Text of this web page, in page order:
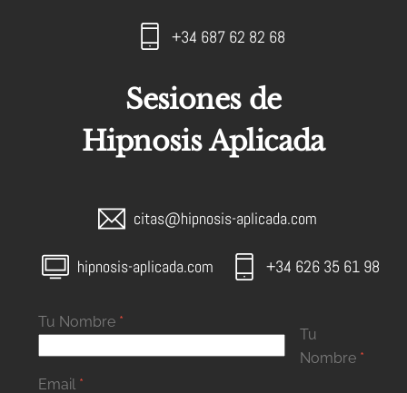
+34 687 62 82 68
Sesiones de
Hipnosis Aplicada
citas@hipnosis-aplicada.com
hipnosis-aplicada.com +34 626 35 61 98
Tu Nombre *
Tu
Nombre *
Email *